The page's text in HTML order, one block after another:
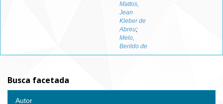
Mattos,
Jean
Kleber de
Abreu;
Melo,
Berildo de
Busca facetada
Autor